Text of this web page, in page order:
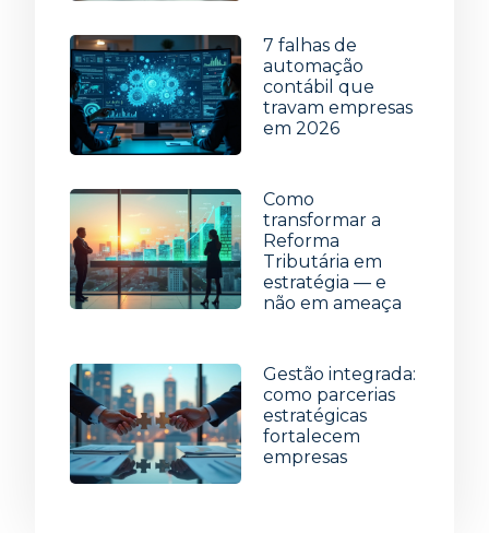
7 falhas de
automação
contábil que
travam empresas
em 2026
Como
transformar a
Reforma
Tributária em
estratégia — e
não em ameaça
Gestão integrada:
como parcerias
estratégicas
fortalecem
empresas